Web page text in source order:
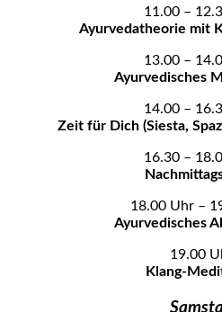
11.00 –
Ayurvedatheorie mit
13.00 –
Ayurvedisches
14.00 –
Zeit für Dich (Siesta,
16.30 –
18.00 Uhr –
Ayurvedisches
19.00
Klang-